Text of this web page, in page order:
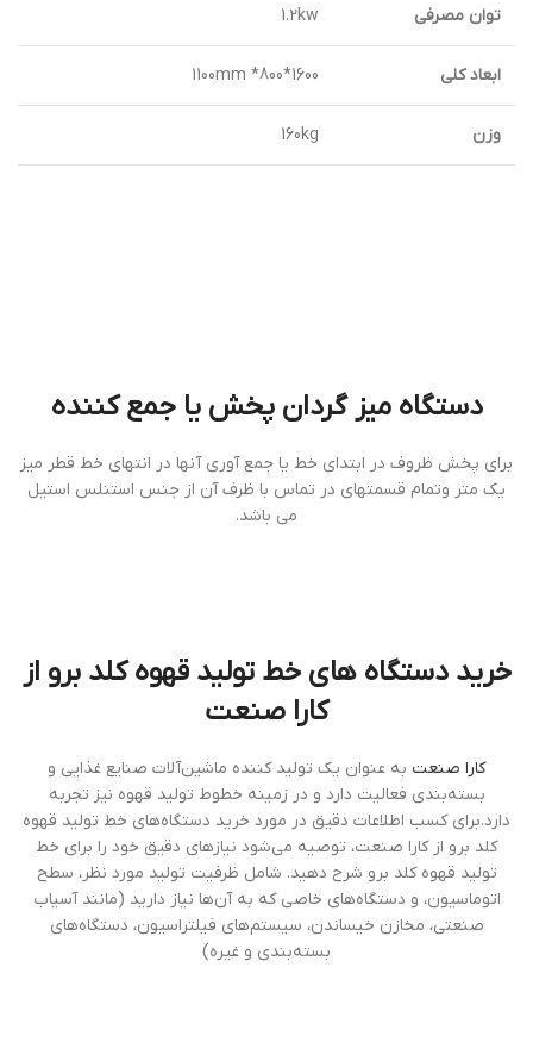
توان مصرفی 1.2kw
ابعاد کلی 1100mm *800*1600
وزن 160kg
دستگاه ميز گردان پخش يا جمع كننده
براي پخش ظروف در ابتداي خط يا جمع آوري آنها در انتهاي خط قطر ميز
يك متر وتمام قسمتهاي در تماس با ظرف آن از جنس استنلس استيل
مي باشد.
خرید دستگاه های خط تولید قهوه کلد برو از
کارا صنعت
کارا صنعت به عنوان یک تولید کننده ماشین‌آلات صنایع غذایی و
بسته‌بندی فعالیت دارد و در زمینه خطوط تولید قهوه نیز تجربه
دارد.برای کسب اطلاعات دقیق در مورد خرید دستگاه‌های خط تولید قهوه
کلد برو از کارا صنعت، توصیه می‌شود نیازهای دقیق خود را برای خط
تولید قهوه کلد برو شرح دهید. شامل ظرفیت تولید مورد نظر، سطح
اتوماسیون، و دستگاه‌های خاصی که به آن‌ها نیاز دارید (مانند آسیاب
صنعتی، مخازن خیساندن، سیستم‌های فیلتراسیون، دستگاه‌های
بسته‌بندی و غیره)